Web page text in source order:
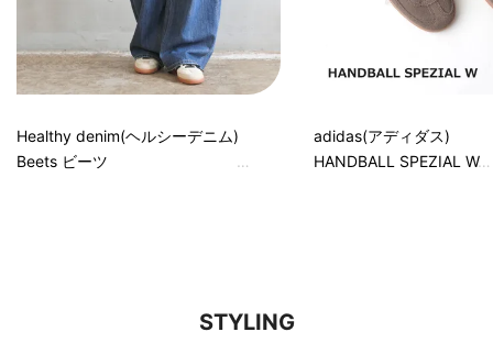
Healthy denim(ヘルシーデニム)
Beets ビーツ
adidas(アディダス)
HANDBALL SPEZIAL W
STYLING